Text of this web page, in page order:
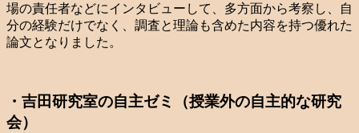
場の責任者などにインタビューして、多方面から考察し、自
分の経験だけでなく、調査と理論も含めた内容を持つ優れた
論文となりました。
・吉田研究室の自主ゼミ（授業外の自主的な研究
会）